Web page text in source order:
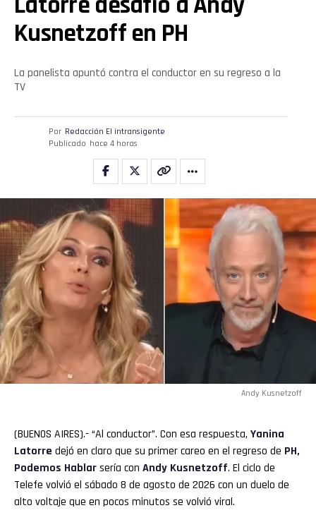
Kusnetzoff en PH
La panelista apuntó contra el conductor en su regreso a la
TV
Por Redacción El intransigente
Publicado hace 4 horas
Andy Kusnetzoff
(BUENOS AIRES).- “Al conductor”. Con esa respuesta, Yanina
Latorre dejó en claro que su primer careo en el regreso de PH,
Podemos Hablarsería con Andy Kusnetzoff. El ciclo de
Telefe volvió el sábado 8 de agosto de 2026 con un duelo de
alto voltaje que en pocos minutos se volvió viral.